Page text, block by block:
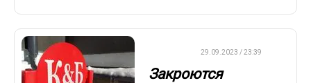
29.09.2023 / 23:39
Закроются